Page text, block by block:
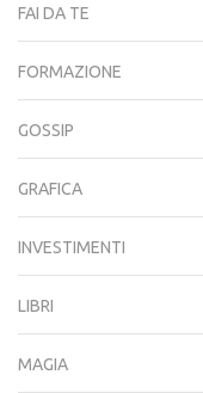
FAI DA TE
FORMAZIONE
GOSSIP
GRAFICA
INVESTIMENTI
LIBRI
MAGIA